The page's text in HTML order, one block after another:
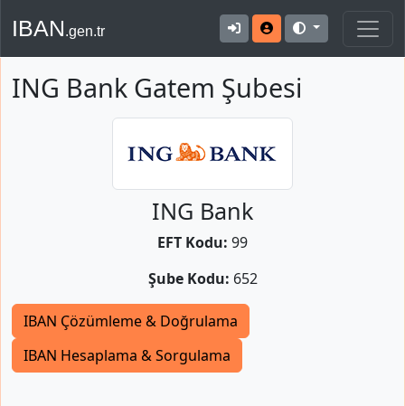
IBAN.gen.tr
ING Bank Gatem Şubesi
ING Bank
EFT Kodu: 99
Şube Kodu: 652
IBAN Çözümleme & Doğrulama
IBAN Hesaplama & Sorgulama